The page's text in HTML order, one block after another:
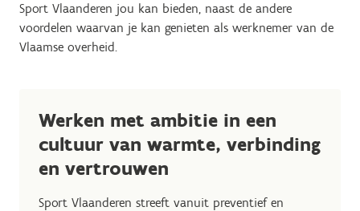
Sport Vlaanderen jou kan bieden, naast de andere
voordelen waarvan je kan genieten als werknemer van de
Vlaamse overheid.
Werken met ambitie in een
cultuur van warmte, verbinding
en vertrouwen
Sport Vlaanderen streeft vanuit preventief en